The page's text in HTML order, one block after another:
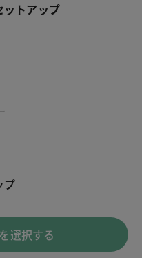
ットアップ
プ
選択する
ートセットアップ